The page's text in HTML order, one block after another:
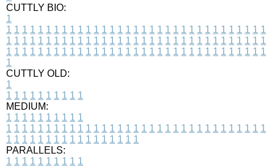
CUTTLY BIO:
1
1 1 1 1 1 1 1 1 1 1 1 1 1 1 1 1 1 1 1 1 1 1 1 1 1 1 1 1 1 1 1 1 1
1 1 1 1 1 1 1 1 1 1 1 1 1 1 1 1 1 1 1 1 1 1 1 1 1 1 1 1 1 1 1 1 1
1 1 1 1 1 1 1 1 1 1 1 1 1 1 1 1 1 1 1 1 1 1 1 1 1 1 1 1 1 1 1 1 1
1
CUTTLY OLD:
1
1 1 1 1 1 1 1 1 1 1
MEDIUM:
1 1 1 1 1 1 1 1 1 1
1 1 1 1 1 1 1 1 1 1 1 1 1 1 1 1 1 1 1 1 1 1 1 1 1 1 1 1 1 1 1 1 1
1 1 1 1 1 1 1 1 1 1 1 1 1 1 1 1 1
PARALLELS:
1 1 1 1 1 1 1 1 1 1